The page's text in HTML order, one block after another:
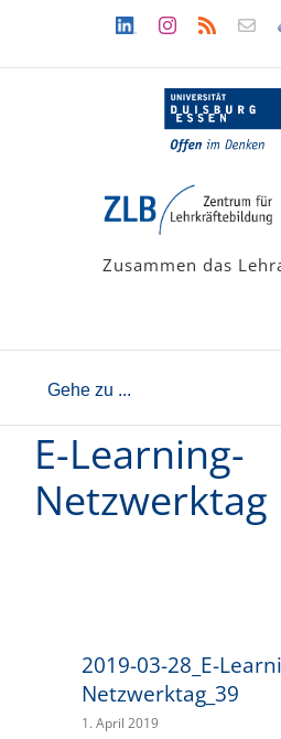
LinkedinInstagram
Rss
Zusammen das
Gehe zu ...
E-Learning-
Netzwerktag
2019-03-28_E-
Netzwerktag_39
1. April 2019